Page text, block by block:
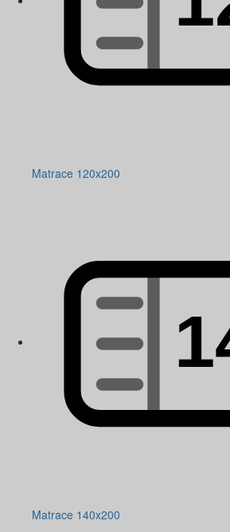
Matrace 120x200
Matrace 140x200